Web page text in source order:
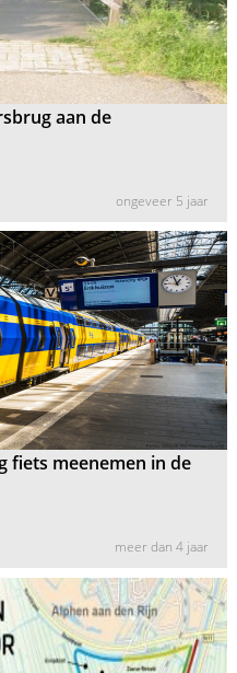
aan de
ongeveer 5 jaar
fiets meenemen in de
meer dan 4 jaar